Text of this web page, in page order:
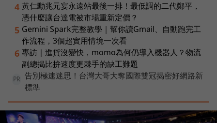
4 黃仁勳兆元宴永遠站最後一排！最低調的二代鄭平，
憑什麼讓台達電被市場重新定價？
5 Gemini Spark完整教學｜幫你讀Gmail、自動跑完工
作流程，3個超實用情境一次看
6 專訪｜進貨沒變快，momo為何仍導入機器人？物流
副總揭比拚速度更棘手的缺工難題
PR
告別極速迷思！台灣大哥大奪國際雙冠揭密好網路新
標準